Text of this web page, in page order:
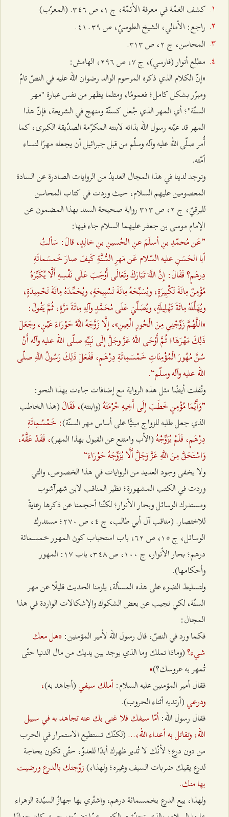
كشف الغمّة في معرفة الأئمّة، ج ۱، ص ٣٤٦. (المعرّب)
راجع: الأمالي، الشيخ الطوسيّ، ص ٣٩ ـ ٤۱.
المحاسن، ج ٢، ص ٣۱٣.
مطلع أنوار (فارسي)، ج ۷، ص ٢٩٦، الهامش:
«إنّ الكلام الذي ذكره المرحوم الوالد رضوان الله عليه في النصّ تامّ
ومبرّر بشكل كامل؛ فعمومًا، ومثلما يظهر من نفس عبارة "مهر
السنّة"؛ أي المهر الذي جُعل كسنّة ومنهج في الشريعة، فإنّ هذا
المهر قد عيّنه رسول الله بذاته لابنته المكرّمة الصدّيقة الكبرى، كما
أُمر صلّى الله عليه وآله وسلّم من قبل جبرائيل أن يجعله مهرًا لنساء
أمّته.
وتوجد لدينا في هذا المجال العديدُ من الروايات الصادرة عن السادة
المعصومين عليهم السلام، حيث وردت في كتاب المحاسن
للبرقيّ، ج ٢، ص ٣۱٣ رواية صحيحة السند بهذا المضمون عن
الإمام موسى بن جعفر عليهما السلام جاء فيها:
”عَن مُحمّدِ بنِ أسلَمَ عنِ الحُسينِ بنِ خالِدٍ، قالَ: سَألتُ
أبا الحَسَنِ عليه السّلام عَن مَهرِ السُّنَّةِ کَيفَ صارَ خَمسَمائَةِ
دِرهَمٍ؟ فَقَالَ: إِنَّ اللَّهَ تَبَارَكَ وتَعَالَى أَوْجَبَ عَلَى نَفْسِهِ أَلَّا يُكَبِّرَهُ
مُؤْمِنٌ مِائَةَ تَكْبِيرَةٍ، ويُسَبِّحَهُ مِائَةَ تَسْبِيحَةٍ، ويُحَمِّدَهُ مِائَةَ تَحْمِيدَةٍ،
ويُهَلِّلَهُ مِائَةَ تَهْلِيلَةٍ، ويُصَلِّيَ عَلَى مُحَمَّدٍ وآلِهِ مِائَةَ مَرَّةٍ، ثُمَّ يَقُولَ:
«اللَّهُمَّ زَوِّجْنِي مِنَ الْحُورِ الْعِينِ»، إِلَّا زَوَّجَهُ اللَّهُ حَوْرَاءَ عَيْنٍ، وجَعَلَ
ذَلِكَ مَهْرَهَا؛ ثُمَّ أَوْحَى اللَّهُ عَزَّ وجَلَّ إِلَى نَبِيِّهِ صلّى الله عليه وآله أَنْ
سُنَّ مُهُورَ الْمُؤْمِنَاتِ خَمْسَمِائَةِ دِرْهَمٍ، فَفَعَلَ ذَلِكَ رَسُولُ اللَّهِ صلّى
الله عليه وآله وسلّم“.
ونُقلت أيضًا مثل هذه الرواية مع إضافات جاءت بهذا النحو:
”وَأَيُّمَا مُؤْمِنٍ خَطَبَ ‌إِلَى أَخِيهِ حُرْمَتَهُ(وابنته)، فَقَالَ(هذا الخاطب
الذي جعل طلبه للزواج مبنيًّا على أساس مهر السنّة): خَمْسُمِائَةِ
دِرْهَمٍ، فَلَمْ يُزَوِّجْهُ(الأب وامتنع عن القبول بهذا المهر)، فَقَدْ عَقَّهُ،
وَاسْتَحَقَّ مِنَ اللَّهِ عَزَّ وَجَلَّ أَلَّا يُزَوِّجَهُ حَوْرَاءَ“
ولا يخفى وجود العديد من الروايات في هذا الخصوص، والتي
وردت في الكتب المشهورة؛ نظير المناقب لابن شهرآشوب
ومستدرك الوسائل وبحار الأنوار؛ لكنّنا أحجمنا عن ذكرها رعايةً
للاختصار. (مناقب آل أبي ‌طالب، ج ٤، ص ٢٧٠؛ مستدرك
الوسائل، ج ١٥، ص ٦٢، باب استحباب كون المهور خمسمائة
درهم؛ بحار الأنوار، ج ١٠٠، ص ٣٤٨، باب ١٧: المهور
وأحكامها).
ولتسليط الضوء على هذه المسألة، يلزمنا الحديث قليلًا عن مهر
السنّة، لكي نجيب عن بعض الشكوك والإشكالات الواردة في هذا
المجال:
فكما ورد في النصّ، قال رسول الله لأمير المؤمنين: «هل معك
شيء؟(وماذا تملك وما الذي يوجد بين يديك من مال الدنيا حتّى
تُمهر به عروسك؟)»
فقال أمير المؤمنين عليه السلام: أملك سيفي(أجاهد به)،
ودرعي(أرتديه أثناء الحروب).
فقال رسول الله: أمّا سيفك فلا غنى بك عنه تجاهد به في سبيل
اللّه، وتقاتل به أعداء اللّه،...(لكنّك تستطيع الاستمرار في الحرب
من دون درع؛ لأنّك لا تُدير ظهرك أبدًا للعدوّ، حتّى تكون بحاجة
لدرع يقيك ضربات السيف وغيره؛ ولهذا،)زوّجتك بالدرع ورضيت
بها منك.
ولهذا، بيع الدرع بخمسمائة درهم، واشتُري بها جهازُ السيّدة الزهراء